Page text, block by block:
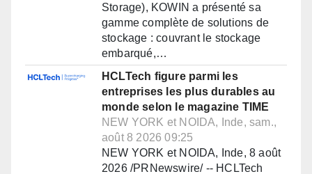
Storage), KOWIN a présenté sa
gamme complète de solutions de
stockage : couvrant le stockage
embarqué,…
HCLTech figure parmi les
entreprises les plus durables au
monde selon le magazine TIME
NEW YORK et NOIDA, Inde, sam.,
août 8 2026 09:25
NEW YORK et NOIDA, Inde, 8 août
2026 /PRNewswire/ -- HCLTech